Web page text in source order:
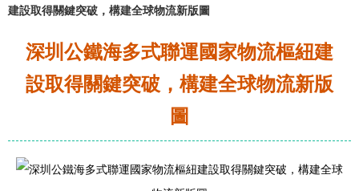
建設取得關鍵突破，構建全球物流新版圖
深圳公鐵海多式聯運國家物流樞紐建
設取得關鍵突破，構建全球物流新版
圖